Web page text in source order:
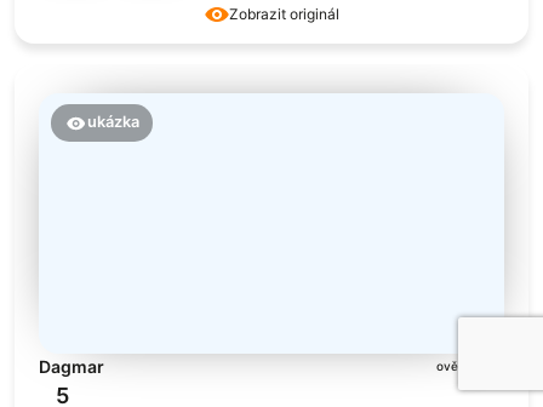
Zobrazit originál
ukázka
Dagmar ověřené
5